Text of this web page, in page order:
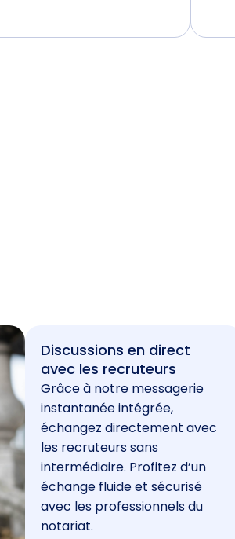
Discussions en direct
avec les recruteurs
Grâce à notre messagerie
instantanée intégrée,
échangez directement avec
les recruteurs sans
intermédiaire. Profitez d’un
échange fluide et sécurisé
avec les professionnels du
notariat.